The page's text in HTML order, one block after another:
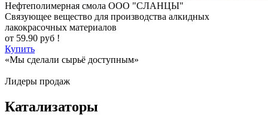
Нефтеполимерная смола ООО "СЛАНЦЫ"
Cвязующее вещество для производства алкидных
лакокрасочных материалов
от 59.90 руб !
Купить
«Мы сделали сырьё доступным»
Лидеры продаж
Катализаторы